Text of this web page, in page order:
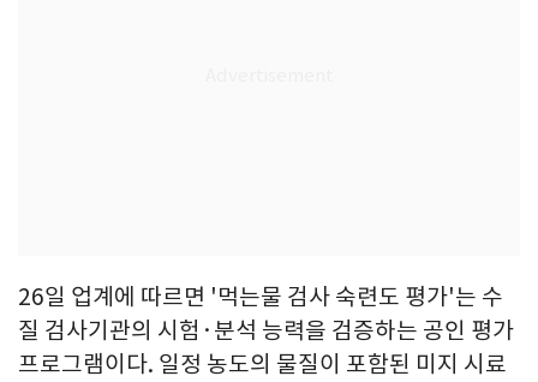
26일 업계에 따르면 '먹는물 검사 숙련도 평가'는 수
질 검사기관의 시험·분석 능력을 검증하는 공인 평가
프로그램이다. 일정 농도의 물질이 포함된 미지 시료